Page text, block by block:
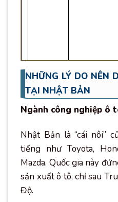
NHỮNG LÝ DO NÊN
TẠI NHẬT BẢN
Ngành công nghiệp ô
Nhật Bản là “cái nôi”
tiếng như Toyota,
Mazda. Quốc gia này
sản xuất ô tô, chỉ sau
Độ.